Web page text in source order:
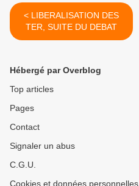
< LIBERALISATION DES
TER, SUITE DU DEBAT
Hébergé par Overblog
Top articles
Pages
Contact
Signaler un abus
C.G.U.
Cookies et données personnelles